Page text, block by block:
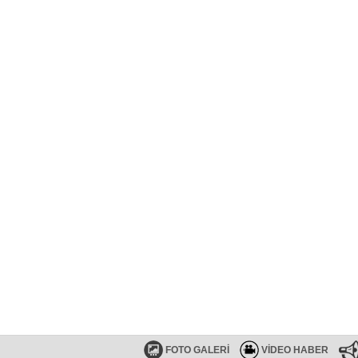
FOTO GALERİ VİDEO HABER